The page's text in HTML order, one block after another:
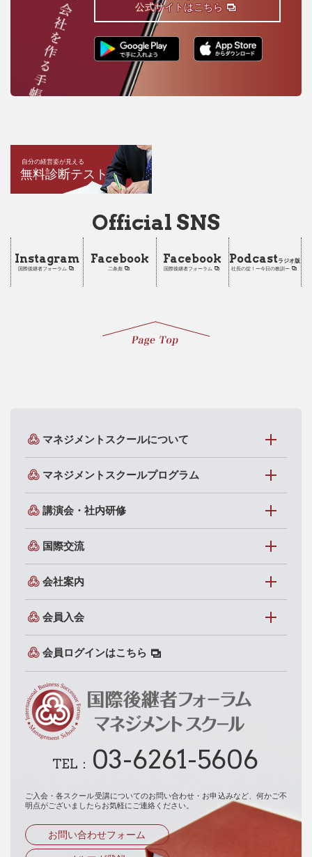
公式サイトはこちら
自分の経営姿が見える
無料診断テスト
Official SNS
Instagram
国際後継者フォーラム
Facebook
二条彪
Facebook
国際後継者フォーラム
Podcastラジオ版
社長の掟！ー今日の教訓ー
マネジメントスクールについて
マネジメントスクールプログラム
講演会・社内研修
国際交流
会社案内
会員入会
会員ログインはこちら
TEL： 03-6261-5606
ご入会・各スクール受講についてのお問い合わせ・お申込みなど、 何かご不
明点がございましたらお気軽にご連絡ください。
お問い合わせフォーム